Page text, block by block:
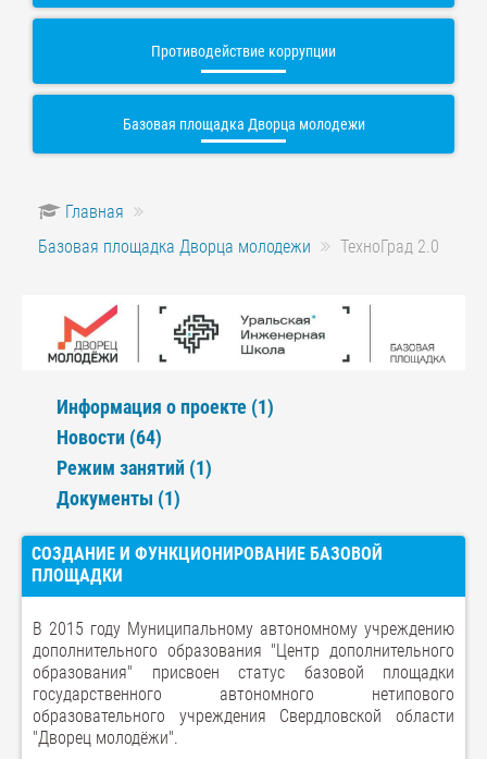
Противодействие коррупции
Базовая площадка Дворца молодежи
Главная
Базовая площадка Дворца молодежи
ТехноГрад 2.0
Информация о проекте (1)
Новости (64)
Режим занятий (1)
Документы (1)
СОЗДАНИЕ И ФУНКЦИОНИРОВАНИЕ БАЗОВОЙ
ПЛОЩАДКИ
В 2015 году Муниципальному автономному учреждению
дополнительного образования "Центр дополнительного
образования" присвоен статус базовой площадки
государственного автономного нетипового
образовательного учреждения Свердловской области
"Дворец молодёжи".